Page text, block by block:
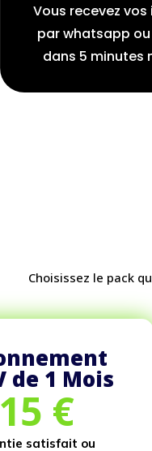
Vous recevez
par whatsapp
dans 5 minutes
Choisissez le pack
de 1 Mois
15 €
satisfait ou